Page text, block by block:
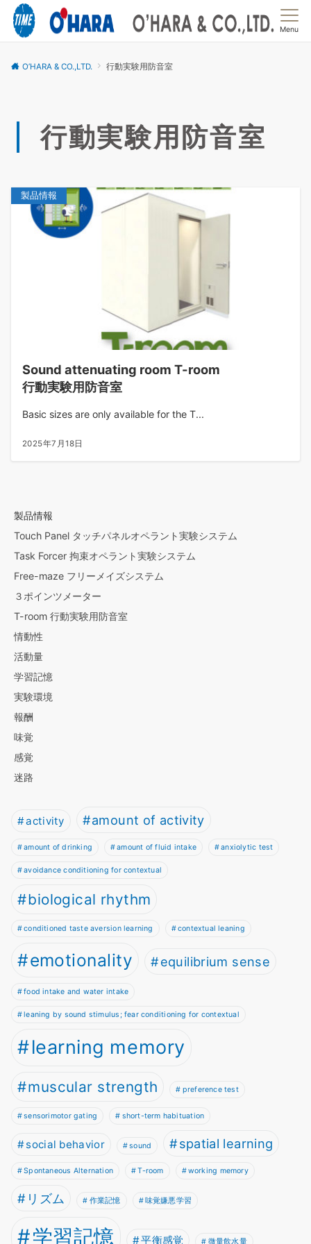
Menu
O’HARA & CO.,LTD. 行動実験用防音室
行動実験用防音室
製品情報
Sound attenuating room T-room
行動実験用防音室
Basic sizes are only available for the T...
2025年7月18日
製品情報
Touch Panel タッチパネルオペラント実験システム
Task Forcer 拘束オペラント実験システム
Free-maze フリーメイズシステム
３ポインツメーター
T-room 行動実験用防音室
情動性
活動量
学習記憶
実験環境
報酬
味覚
感覚
迷路
activity amount of activity
amount of drinking amount of fluid intake anxiolytic test
avoidance conditioning for contextual
biological rhythm
conditioned taste aversion learning contextual leaning
emotionality equilibrium sense
food intake and water intake
leaning by sound stimulus; fear conditioning for contextual
learning memory
muscular strength preference test
sensorimotor gating short-term habituation
social behavior sound spatial learning
Spontaneous Alternation T-room working memory
リズム 作業記憶 味覚嫌悪学習
学習記憶 平衡感覚 微量飲水量